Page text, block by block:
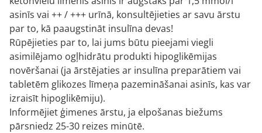
asinīs vai ++ / +++ urīnā, konsultējieties ar savu ārstu
par to, kā paaugstināt insulīna devas!
Rūpējieties par to, lai jums būtu pieejami viegli
asimilējamo ogļhidrātu produkti hipoglikēmijas
novēršanai (ja ārstējaties ar insulīna preparātiem vai
tabletēm glikozes līmeņa pazemināšanai asinīs, kas var
izraisīt hipoglikēmiju).
Informējiet ģimenes ārstu, ja elpošanas biežums
pārsniedz 25-30 reizes minūtē.